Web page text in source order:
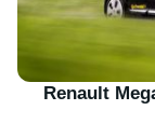
Renault